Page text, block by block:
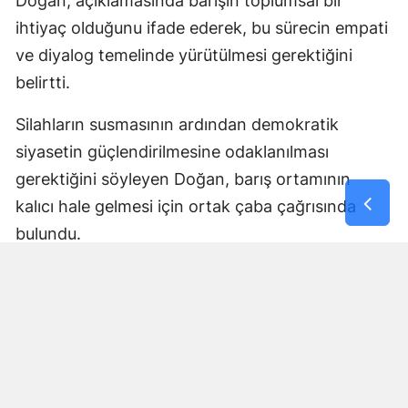
ihtiyaç olduğunu ifade ederek, bu sürecin empati
ve diyalog temelinde yürütülmesi gerektiğini
belirtti.
Silahların susmasının ardından demokratik
siyasetin güçlendirilmesine odaklanılması
gerektiğini söyleyen Doğan, barış ortamının
kalıcı hale gelmesi için ortak çaba çağrısında
bulundu.